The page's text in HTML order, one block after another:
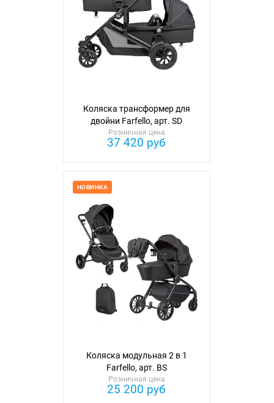
Коляска трансформер для
двойни Farfello, арт. SD
Розничная цена
37 420 руб
НОВИНКА
Коляска модульная 2 в 1
Farfello, арт. BS
Розничная цена
25 200 руб